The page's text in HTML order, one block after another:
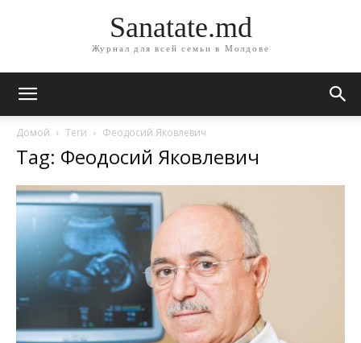
Sanatate.md
Журнал для всей семьи в Молдове
Домой Теги Феодосий Яковлевич
Tag: Феодосий Яковлевич